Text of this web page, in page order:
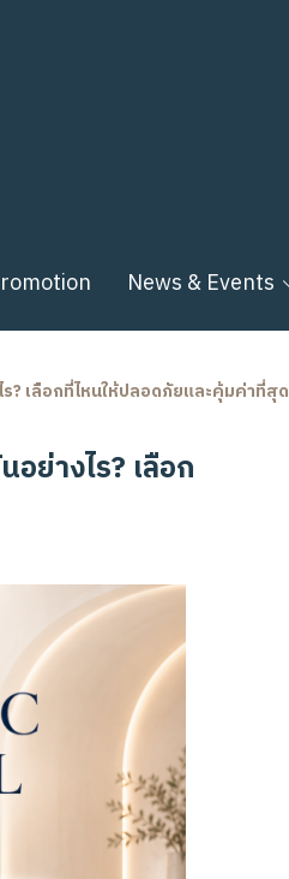
News & Events
? เลือกที่ไหนให้ปลอดภัยและคุ้มค่าที่สุด
ย่างไร? เลือก